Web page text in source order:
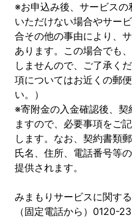
※お申込み後、サービス
いただけない場合やサー
合その他の事由により、
あります。この場合でも
しませんので、ご了承く
項についてはお近くの郵
い。）
※寄附金の入金確認後、契
ますので、必要事項をご
します。なお、契約書類
氏名、住所、電話番号等
提供されます。
みまもりサービスに関す
（固定電話から）0120-